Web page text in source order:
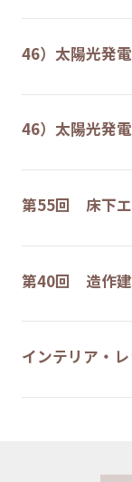
46）太陽光発
46）太陽光発
第55回 床下エ
第40回 造作
インテリア・